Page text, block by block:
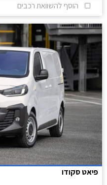
הוסף להשוואת רכבים
פיאט סקודו